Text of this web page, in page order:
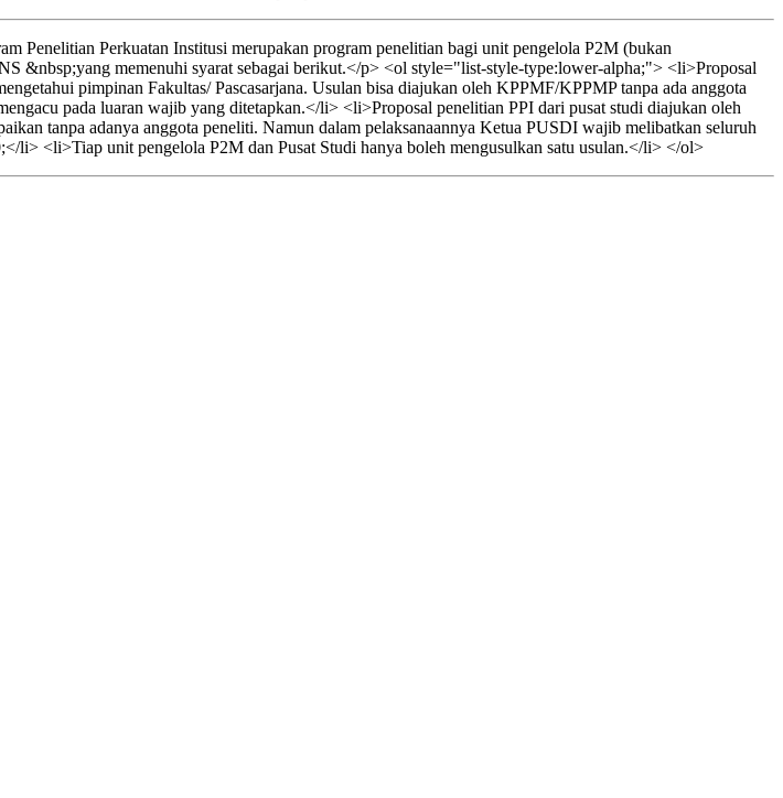
Penelitian Perkuatan Institusi merupakan program penelitian bagi unit pengelola P2M (bukan
&nbsp;yang memenuhi syarat sebagai berikut.</p> <ol style="list-style-type:lower-alpha;"> <li>Proposal
pimpinan Fakultas/ Pascasarjana. Usulan bisa diajukan oleh KPPMF/KPPMP tanpa ada anggota
pada luaran wajib yang ditetapkan.</li> <li>Proposal penelitian PPI dari pusat studi diajukan oleh
tanpa adanya anggota peneliti. Namun dalam pelaksanaannya Ketua PUSDI wajib melibatkan seluruh
li> <li>Tiap unit pengelola P2M dan Pusat Studi hanya boleh mengusulkan satu usulan.</li> </ol>